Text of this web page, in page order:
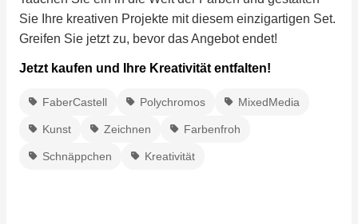
Sie Ihre kreativen Projekte mit diesem einzigartigen Set.
Greifen Sie jetzt zu, bevor das Angebot endet!
Jetzt kaufen und Ihre Kreativität entfalten!
FaberCastell Polychromos MixedMedia
Kunst Zeichnen Farbenfroh
Schnäppchen Kreativität